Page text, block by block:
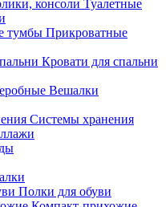
Туалетные
Прикроватные
Кровати для спальни
Вешалки
Системы хранения
Полки для обуви